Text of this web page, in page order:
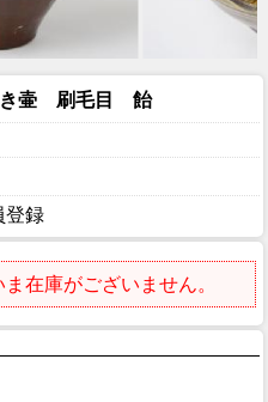
壷 刷毛目 飴
登録
在庫がございません。